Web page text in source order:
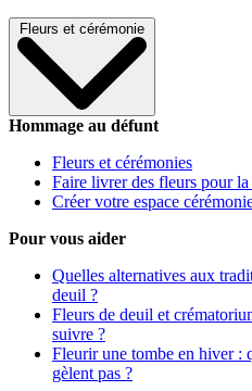
Fleurs et cérémonie
Hommage au défunt
Fleurs et cérémonies
Faire livrer des fleurs pour la
Créer votre espace
Pour vous aider
Quelles alternatives aux
deuil ?
Fleurs de deuil et
suivre ?
Fleurir une tombe en hiver :
gèlent pas ?